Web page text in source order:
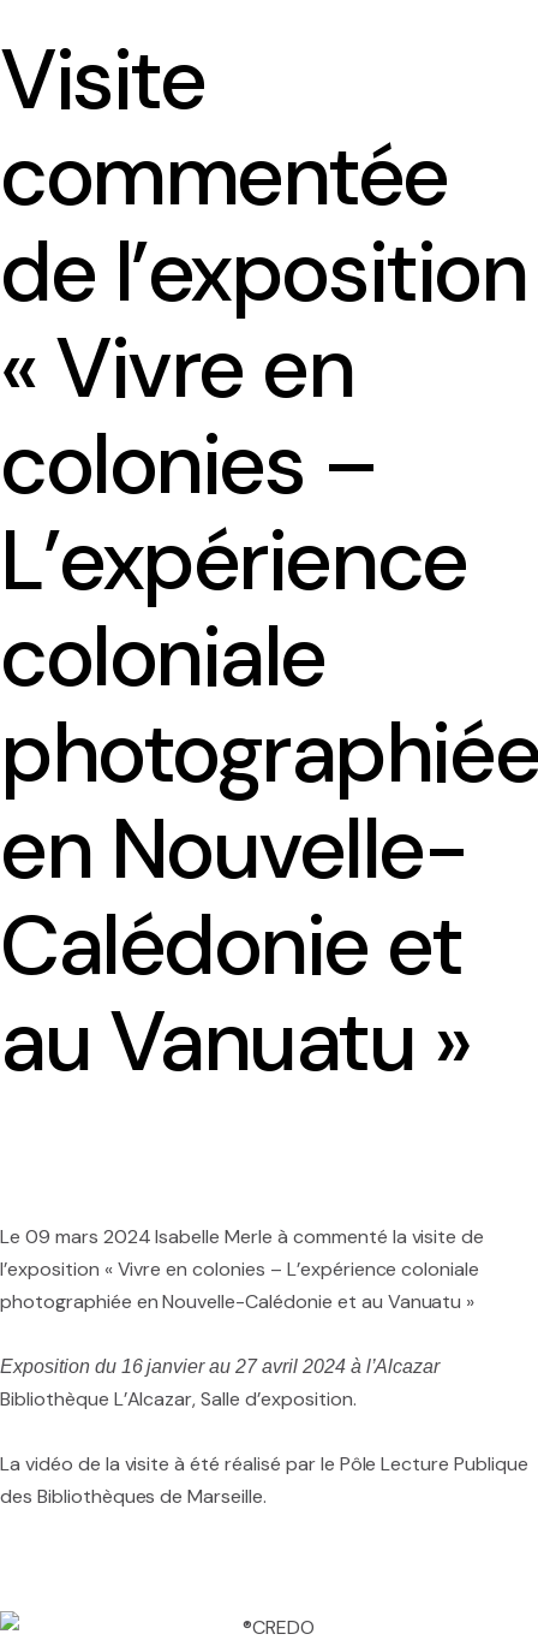
Présentation
Contact et accueil
Le planning des séminaires 2025-2026
Le séminaire du CREDO
Le séminaire EHESS/CREDO
Séminaires précédents
Les axes scientifiques
Publications scientifiques
Colloques et journées d’études
Interventions extérieures
Programmes collaboratifs
Thèses soutenues
Liste de discussion étudiants
Le Centre de Documentation
Les Archives Scientifiques
Pacific-Credo publications
Visite
commentée
de l’exposition
« Vivre en
colonies –
L’expérience
coloniale
en Nouvelle-
Calédonie et
au Vanuatu »
Le 09 mars 2024 Isabelle Merle à commenté la visite de
l’exposition « Vivre en colonies – L’expérience coloniale
photographiée en Nouvelle-Calédonie et au Vanuatu »
Exposition du 16 janvier au 27 avril 2024 à l’Alcazar
Bibliothèque L’Alcazar, Salle d’exposition.
La vidéo de la visite à été réalisé par le Pôle Lecture Publique
des Bibliothèques de Marseille.